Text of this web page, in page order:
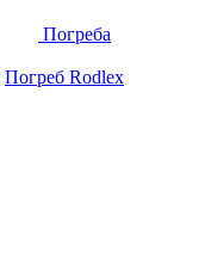
Погреба
Погреб Rodlex